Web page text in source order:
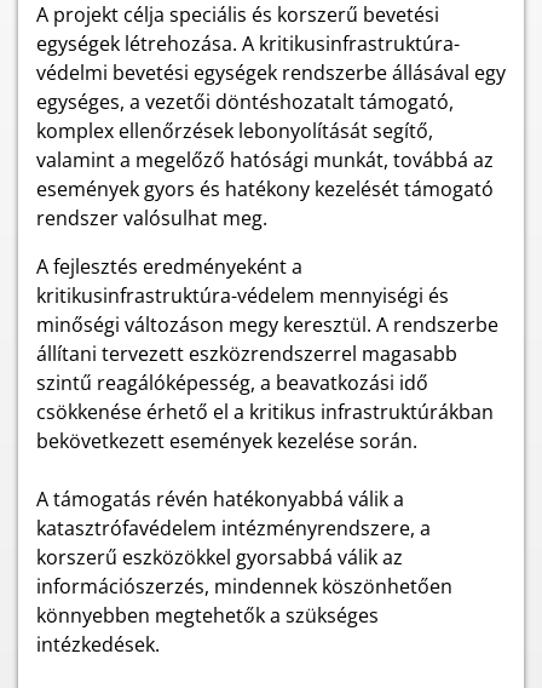
A projekt célja speciális és korszerű bevetési
egységek létrehozása. A kritikusinfrastruktúra-
védelmi bevetési egységek rendszerbe állásával egy
egységes, a vezetői döntéshozatalt támogató,
komplex ellenőrzések lebonyolítását segítő,
valamint a megelőző hatósági munkát, továbbá az
események gyors és hatékony kezelését támogató
rendszer valósulhat meg.
A fejlesztés eredményeként a
kritikusinfrastruktúra-védelem mennyiségi és
minőségi változáson megy keresztül. A rendszerbe
állítani tervezett eszközrendszerrel magasabb
szintű reagálóképesség, a beavatkozási idő
csökkenése érhető el a kritikus infrastruktúrákban
bekövetkezett események kezelése során.
A támogatás révén hatékonyabbá válik a
katasztrófavédelem intézményrendszere, a
korszerű eszközökkel gyorsabbá válik az
információszerzés, mindennek köszönhetően
könnyebben megtehetők a szükséges
intézkedések.